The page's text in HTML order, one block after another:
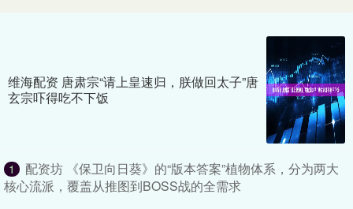
维海配资 唐肃宗“请上皇速归，朕做回太子”唐
玄宗吓得吃不下饭
1
配资坊 《保卫向日葵》的“版本答案”植物体系，分为两大
核心流派，覆盖从推图到BOSS战的全需求